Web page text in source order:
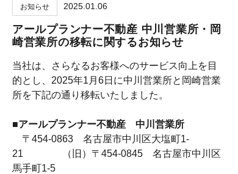
お知らせ 2025.01.06
アールプランナー不動産 中川営業所・岡
崎営業所の移転に関するお知らせ
当社は、さらなるお客様へのサービス向上を目
的とし、2025年1月6日に中川営業所と岡崎営業
所を下記の通り移転いたしました。
■アールプランナー不動産 中川営業所
〒454-0863 名古屋市中川区大塩町1-
21 （旧）〒454-0845 名古屋市中川区
馬手町1-5